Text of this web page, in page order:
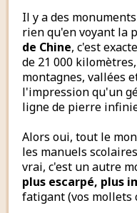
Il y a des
rien qu'en voyant la
de Chine, c'est
de 21 000
montagnes, vallées
l'impression qu'un
ligne de pierre
Alors oui, tout le
les manuels
vrai, c'est un autre
plus escarpé, plus
fatigant (vos mollets